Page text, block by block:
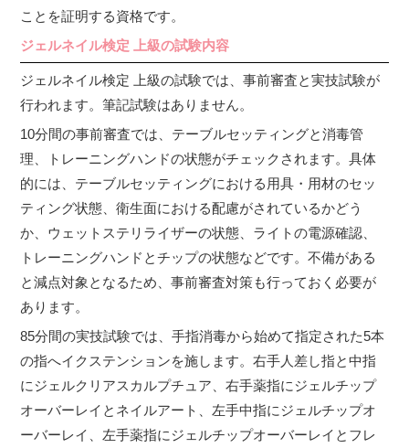
ことを証明する資格です。
ジェルネイル検定 上級の試験内容
ジェルネイル検定 上級の試験では、事前審査と実技試験が
行われます。筆記試験はありません。
10分間の事前審査では、テーブルセッティングと消毒管
理、トレーニングハンドの状態がチェックされます。具体
的には、テーブルセッティングにおける用具・用材のセッ
ティング状態、衛生面における配慮がされているかどう
か、ウェットステリライザーの状態、ライトの電源確認、
トレーニングハンドとチップの状態などです。不備がある
と減点対象となるため、事前審査対策も行っておく必要が
あります。
85分間の実技試験では、手指消毒から始めて指定された5本
の指へイクステンションを施します。右手人差し指と中指
にジェルクリアスカルプチュア、右手薬指にジェルチップ
オーバーレイとネイルアート、左手中指にジェルチップオ
ーバーレイ、左手薬指にジェルチップオーバーレイとフレ